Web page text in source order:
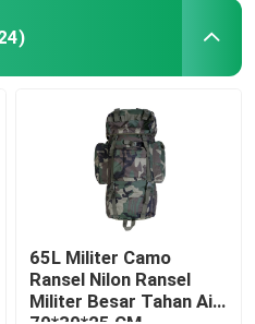
65L Militer Camo
Ransel Nilon Ransel
Militer Besar Tahan Air